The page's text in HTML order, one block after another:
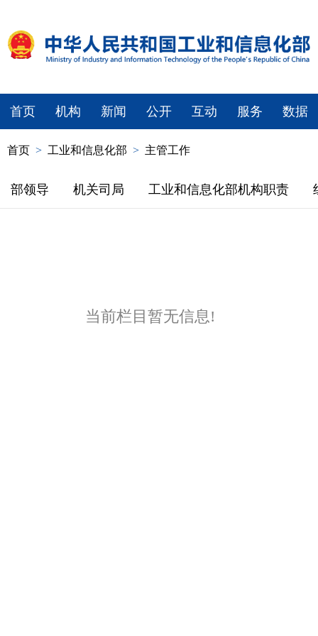
首页 机构 新闻 公开 互动 服务 数据
首页 > 工业和信息化部 > 主管工作
部领导 机关司局 工业和信息化部机构职责
当前栏目暂无信息!